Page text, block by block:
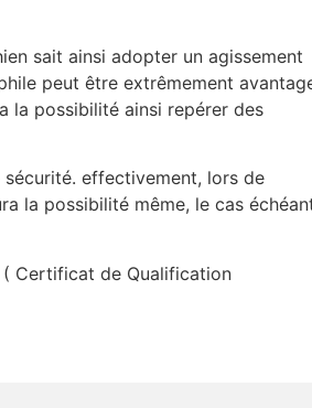
sait ainsi adopter un agissement
peut être extrêmement
la possibilité ainsi repérer des
sécurité. effectivement, lors de
la possibilité même, le cas
( Certificat de Qualification